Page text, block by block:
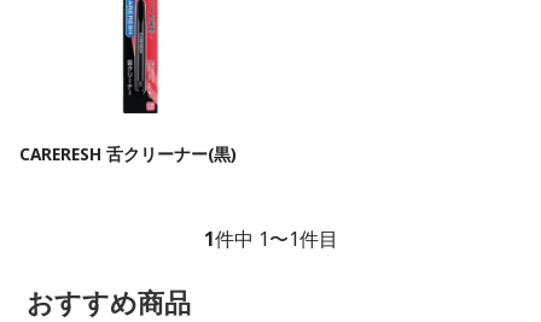
CARERESH 舌クリーナー(黒)
1件中 1〜1件目
おすすめ商品